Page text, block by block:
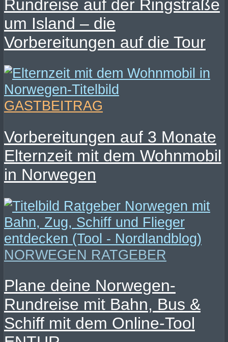
Rundreise auf der Ringstraße
um Island – die
Vorbereitungen auf die Tour
GASTBEITRAG
Vorbereitungen auf 3 Monate
Elternzeit mit dem Wohnmobil
in Norwegen
NORWEGEN RATGEBER
Plane deine Norwegen-
Rundreise mit Bahn, Bus &
Schiff mit dem Online-Tool